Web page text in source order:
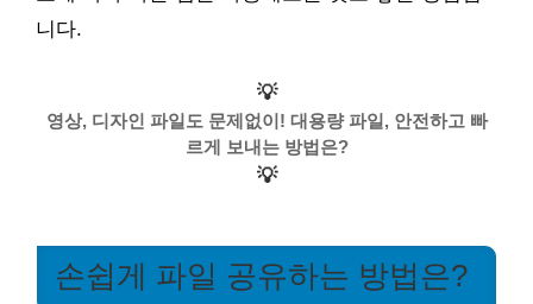
니다.
💡
영상, 디자인 파일도 문제없이! 대용량 파일, 안전하고 빠
르게 보내는 방법은?
💡
손쉽게 파일 공유하는 방법은?